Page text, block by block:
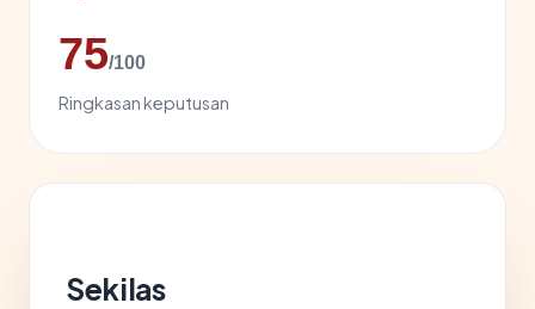
75/100
Ringkasan keputusan
Sekilas